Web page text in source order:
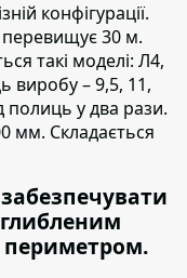
конфігурації.
30 м.
такі моделі: Л4,
виробу – 9,5, 11,
полиць у два рази.
мм. Складається